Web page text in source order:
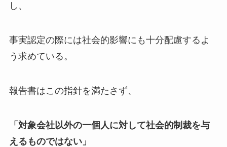
し、
事実認定の際には社会的影響にも十分配慮するよ
う求めている。
報告書はこの指針を満たさず、
「対象会社以外の一個人に対して社会的制裁を与
えるものではない」